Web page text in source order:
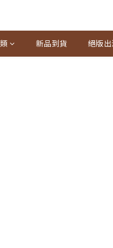
新品到貨 絕版